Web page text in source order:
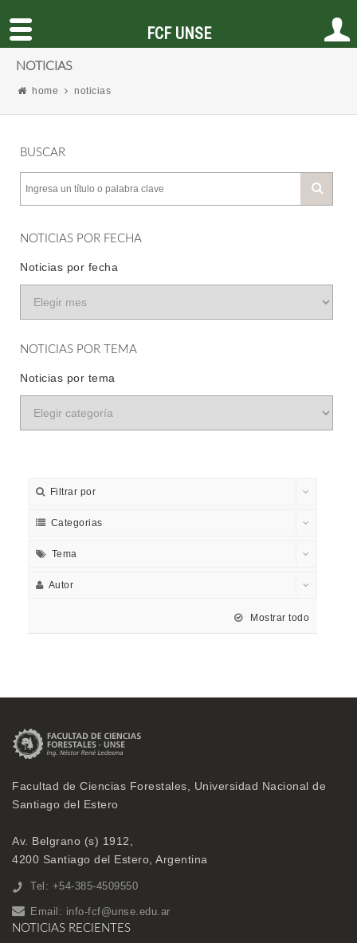
NOTICIAS
home noticias
BUSCAR
NOTICIAS POR FECHA
Noticias por fecha
NOTICIAS POR TEMA
Noticias por tema
Filtrar por
Categorias
Tema
Autor
Mostrar todo
Facultad de Ciencias Forestales, Universidad Nacional de
Santiago del Estero
Av. Belgrano (s) 1912,
4200 Santiago del Estero, Argentina
Tel: +54-385-4509550
Email: info-fcf@unse.edu.ar
NOTICIAS RECIENTES
FCF UNSE